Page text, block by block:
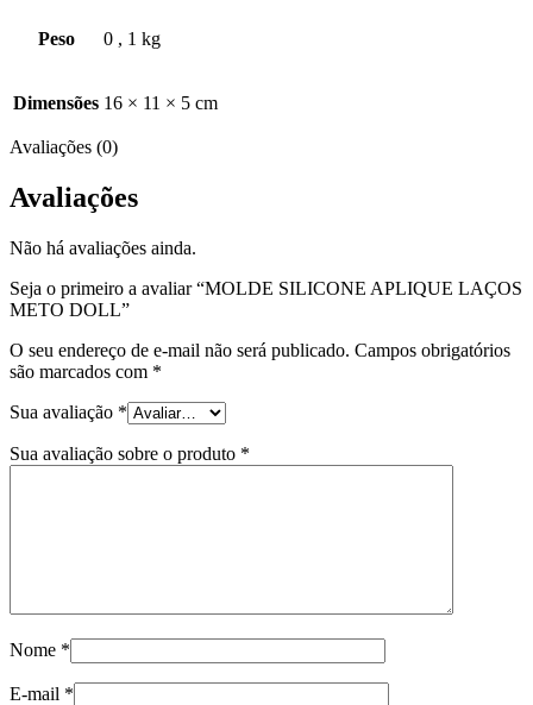
Peso 0 , 1 kg
Dimensões 16 × 11 × 5 cm
Avaliações (0)
Avaliações
Não há avaliações ainda.
Seja o primeiro a avaliar “MOLDE SILICONE APLIQUE LAÇOS
METO DOLL”
O seu endereço de e-mail não será publicado. Campos obrigatórios
são marcados com *
Sua avaliação *
Sua avaliação sobre o produto *
Nome *
E-mail *